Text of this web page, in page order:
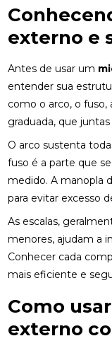
externo e
Antes de usar um
entender sua
como o arco, o fuso,
graduada, que
O arco sustenta
fuso é a parte que
medido. A manopla
para evitar excesso
As escalas,
menores, ajudam a
Conhecer cada
mais eficiente e
Como
externo